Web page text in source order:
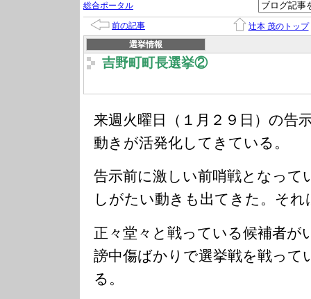
総合ポータル
前の記事
辻本 茂のトップ
選挙情報
吉野町町長選挙②
来週火曜日（１月２９日）の告
動きが活発化してきている。
告示前に激しい前哨戦となって
しがたい動きも出てきた。そ
正々堂々と戦っている候補者が
謗中傷ばかりで選挙戦を戦って
る。